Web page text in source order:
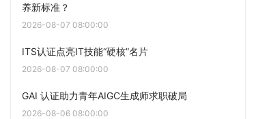
养新标准？
2026-08-07 08:00:00
ITS认证点亮IT技能“硬核”名片
2026-08-07 08:00:00
GAI 认证助力青年AIGC生成师求职破局
2026-08-06 08:00:00